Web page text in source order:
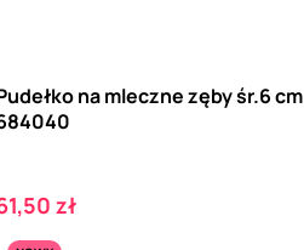
na mleczne zęby śr.6 cm
zł